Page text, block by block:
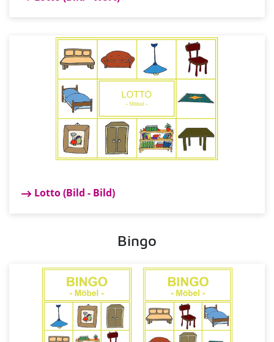
Lotto (Bild - Bild)
Bingo